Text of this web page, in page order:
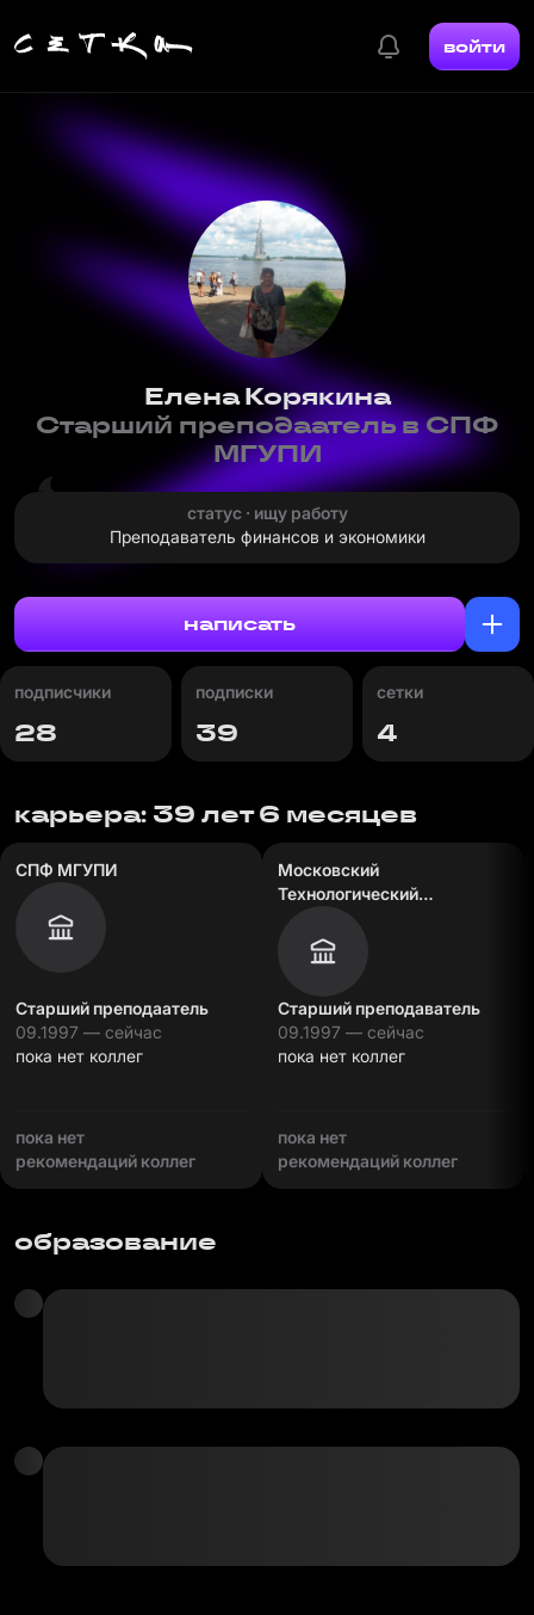
войти
Елена Корякина
Старший преподаатель в СПФ
МГУПИ
статус · ищу работу
Преподаватель финансов и экономики
написать
подписчики
28
подписки
39
сетки
4
карьера: 39 лет 6 месяцев
СПФ МГУПИ
Старший преподаатель
09.1997 — сейчас
пока нет коллег
пока нет
рекомендаций коллег
Московский
Технологический
Старший преподаватель
09.1997 — сейчас
пока нет коллег
пока нет
рекомендаций коллег
образование